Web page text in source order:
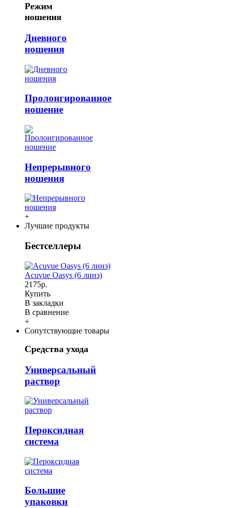
Режим
ношения
Дневного
ношения
Пролонгированное
ношение
Непрерывного
ношения
+
Лучшие продукты
Бестселлеры
Acuvue Oasys (6 линз)
2175р.
Купить
В закладки
В сравнение
+
Сопутствующие товары
Средства ухода
Универсальный
раствор
Пероксидная
система
Большие
упаковки